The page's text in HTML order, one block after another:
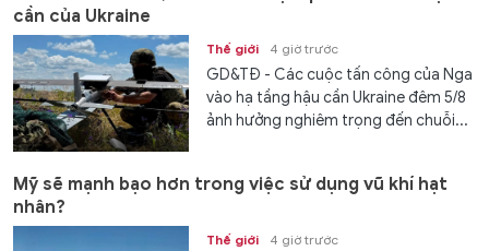
cần của Ukraine
Thế giới 4 giờ trước
GD&TĐ - Các cuộc tấn công của Nga
vào hạ tầng hậu cần Ukraine đêm 5/8
ảnh hưởng nghiêm trọng đến chuỗi...
Mỹ sẽ mạnh bạo hơn trong việc sử dụng vũ khí hạt
nhân?
Thế giới 4 giờ trước